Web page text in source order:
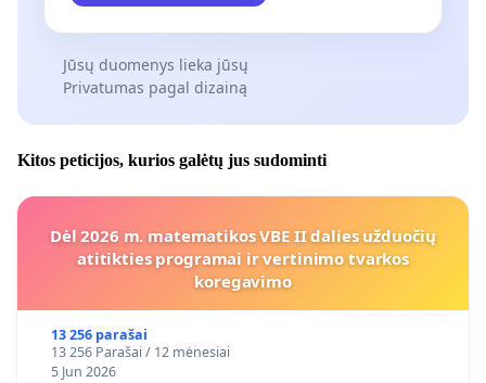
Jūsų duomenys lieka jūsų
Privatumas pagal dizainą
Kitos peticijos, kurios galėtų jus sudominti
Dėl 2026 m. matematikos VBE II dalies užduočių
atitikties programai ir vertinimo tvarkos
koregavimo
13 256 parašai
13 256 Parašai / 12 mėnesiai
5 Jun 2026